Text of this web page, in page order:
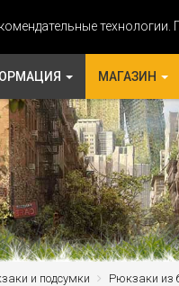
МАГАЗИН
и подсумки Рюкзаки из